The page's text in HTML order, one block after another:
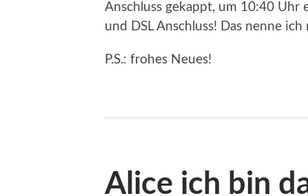
Anschluss gekappt, um 10:40 Uhr
und DSL Anschluss! Das nenne
P.S.: frohes Neues!
Alice ich bin